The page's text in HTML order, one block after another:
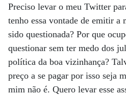
Preciso levar o meu Twitter
tenho essa vontade de emitir a
sido questionada? Por que
questionar sem ter medo dos
política da boa vizinhança?
preço a se pagar por isso seja
mim não é. Quero levar esse